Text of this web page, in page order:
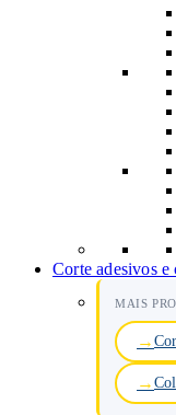
Corte adesivos e
MAIS